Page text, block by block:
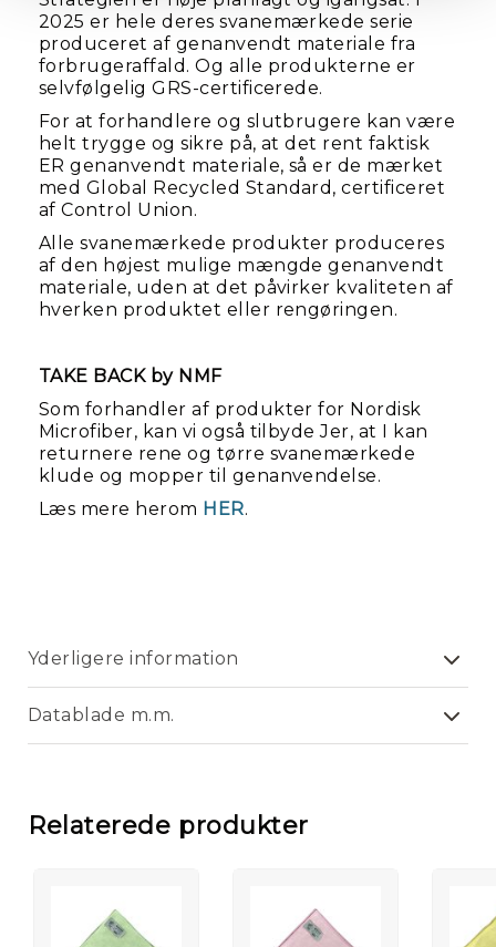
2025 er hele deres svanemærkede serie
produceret af genanvendt materiale fra
forbrugeraffald. Og alle produkterne er
selvfølgelig GRS-certificerede.
For at forhandlere og slutbrugere kan være
helt trygge og sikre på, at det rent faktisk
ER genanvendt materiale, så er de mærket
med Global Recycled Standard, certificeret
af Control Union.
Alle svanemærkede produkter produceres
af den højest mulige mængde genanvendt
materiale, uden at det påvirker kvaliteten af
hverken produktet eller rengøringen.
TAKE BACK by NMF
Som forhandler af produkter for Nordisk
Microfiber, kan vi også tilbyde Jer, at I kan
returnere rene og tørre svanemærkede
klude og mopper til genanvendelse.
Læs mere herom HER.
Yderligere information
Datablade m.m.
Relaterede produkter